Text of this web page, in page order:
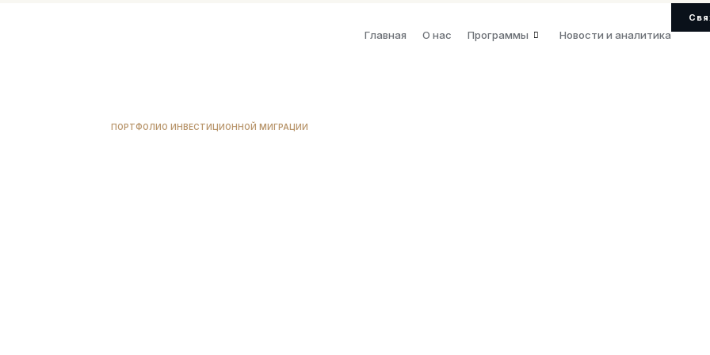
Главная О нас Программы Новости и аналитика
ПОРТФОЛИО ИНВЕСТИЦИОННОЙ МИГРАЦИИ